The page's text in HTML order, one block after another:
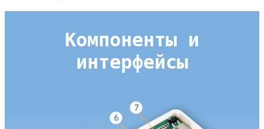
Компоненты и
интерфейсы